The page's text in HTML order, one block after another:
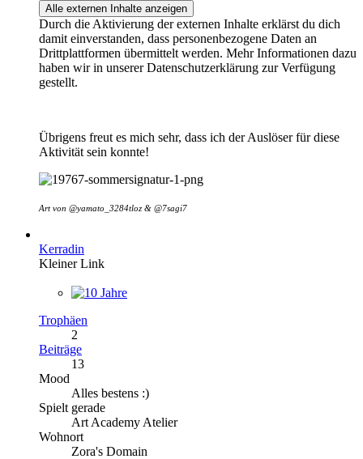
Alle externen Inhalte anzeigen
Durch die Aktivierung der externen Inhalte erklärst du dich
damit einverstanden, dass personenbezogene Daten an
Drittplattformen übermittelt werden. Mehr Informationen dazu
haben wir in unserer Datenschutzerklärung zur Verfügung
gestellt.
Übrigens freut es mich sehr, dass ich der Auslöser für diese
Aktivität sein konnte!
Art von @yamato_3284tloz & @7sagi7
Kerradin
Kleiner Link
Trophäen
2
Beiträge
13
Mood
Alles bestens :)
Spielt gerade
Art Academy Atelier
Wohnort
Zora's Domain